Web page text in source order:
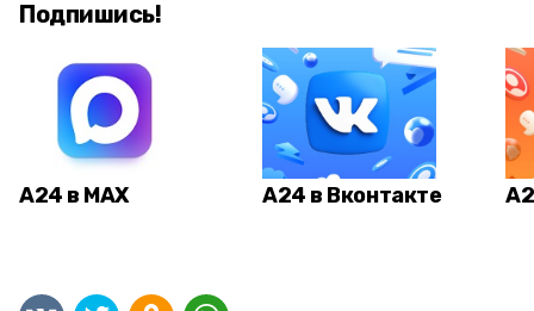
Подпишись!
А24 в MAX А24 в Вконтакте